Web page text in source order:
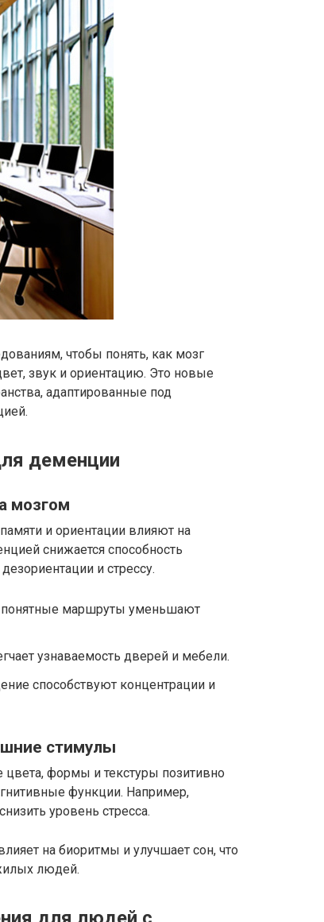
чтобы понять, как мозг
звук и ориентацию. Это новые
адаптированные под
деменции
мозгом
и ориентации влияют на
снижается способность
и стрессу.
понятные маршруты уменьшают
узнаваемость дверей и мебели.
способствуют концентрации и
стимулы
формы и текстуры позитивно
функции. Например,
уровень стресса.
на биоритмы и улучшает сон, что
людей.